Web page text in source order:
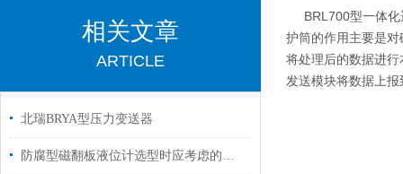
相关文章
ARTICLE
北瑞BRYA型压力变送器
防腐型磁翻板液位计选型时应考虑的因素
BRL700型一体化
护筒的作用主要是
将处理后的数据进
发送模块将数据上